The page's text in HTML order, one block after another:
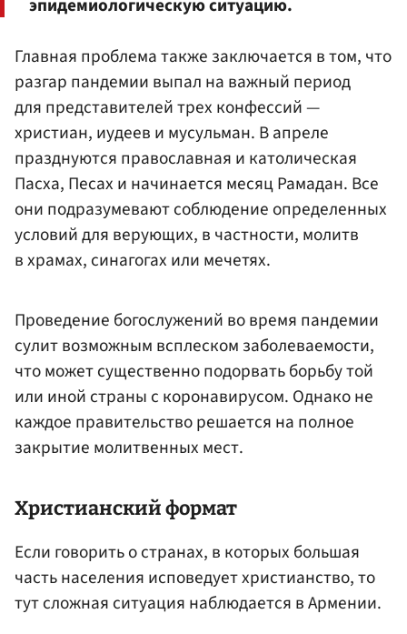
эпидемиологическую ситуацию.
Главная проблема также заключается в том, что
разгар пандемии выпал на важный период
для представителей трех конфессий —
христиан, иудеев и мусульман. В апреле
празднуются православная и католическая
Пасха, Песах и начинается месяц Рамадан. Все
они подразумевают соблюдение определенных
условий для верующих, в частности, молитв
в храмах, синагогах или мечетях.
Проведение богослужений во время пандемии
сулит возможным всплеском заболеваемости,
что может существенно подорвать борьбу той
или иной страны с коронавирусом. Однако не
каждое правительство решается на полное
закрытие молитвенных мест.
Христианский формат
Если говорить о странах, в которых большая
часть населения исповедует христианство, то
тут сложная ситуация наблюдается в Армении.